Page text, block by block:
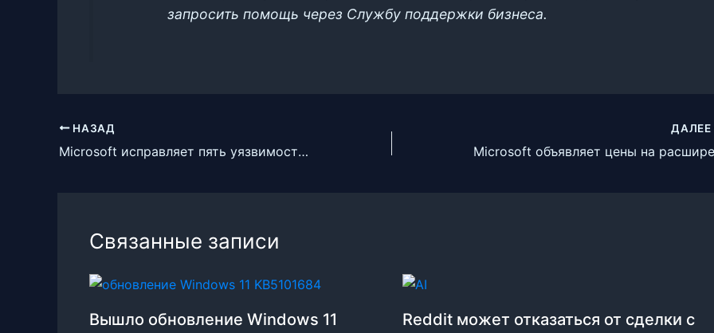
запросить помощь через Службу поддержки бизнеса.
НАЗАД
Microsoft исправляет пять уязвимостей безопасности в Edge 123
ДАЛЕЕ
Связанные записи
Вышло обновление Windows 11
Reddit может отказаться от сделки с